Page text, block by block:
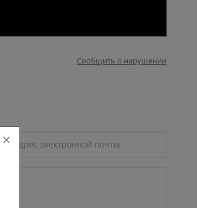
Сообщить о нарушении